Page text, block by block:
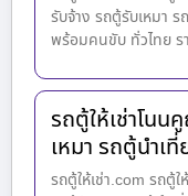
รับจ้าง รถตู้รับเหมา ร
พร้อมคนขับ ทั่วไทย
รถตู้ให้เช่าโนน
เหมา รถตู้นำเ
รถตู้ให้เช่า.com รถตู้